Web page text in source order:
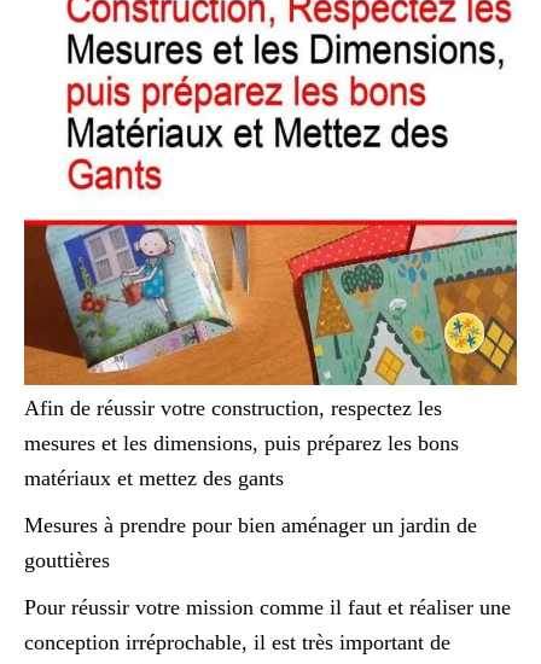
Afin de réussir votre construction, respectez les
mesures et les dimensions, puis préparez les bons
matériaux et mettez des gants
Mesures à prendre pour bien aménager un jardin de
gouttières
Pour réussir votre mission comme il faut et réaliser une
conception irréprochable, il est très important de